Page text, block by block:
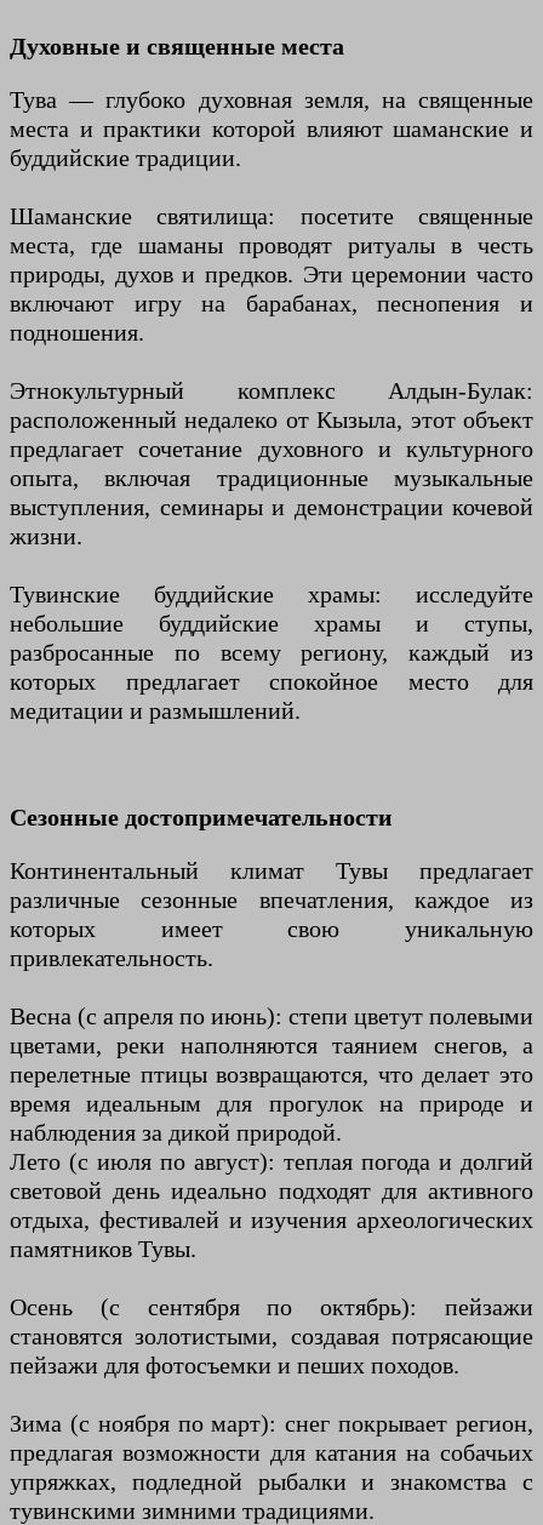
Духовные и священные места
Тува — глубоко духовная земля, на священные
места и практики которой влияют шаманские и
буддийские традиции.
Шаманские святилища: посетите священные
места, где шаманы проводят ритуалы в честь
природы, духов и предков. Эти церемонии часто
включают игру на барабанах, песнопения и
подношения.
Этнокультурный комплекс Алдын-Булак:
расположенный недалеко от Кызыла, этот объект
предлагает сочетание духовного и культурного
опыта, включая традиционные музыкальные
выступления, семинары и демонстрации кочевой
жизни.
Тувинские буддийские храмы: исследуйте
небольшие буддийские храмы и ступы,
разбросанные по всему региону, каждый из
которых предлагает спокойное место для
медитации и размышлений.
Сезонные достопримечательности
Континентальный климат Тувы предлагает
различные сезонные впечатления, каждое из
которых имеет свою уникальную
привлекательность.
Весна (с апреля по июнь): степи цветут полевыми
цветами, реки наполняются таянием снегов, а
перелетные птицы возвращаются, что делает это
время идеальным для прогулок на природе и
наблюдения за дикой природой.
Лето (с июля по август): теплая погода и долгий
световой день идеально подходят для активного
отдыха, фестивалей и изучения археологических
памятников Тувы.
Осень (с сентября по октябрь): пейзажи
становятся золотистыми, создавая потрясающие
пейзажи для фотосъемки и пеших походов.
Зима (с ноября по март): снег покрывает регион,
предлагая возможности для катания на собачьих
упряжках, подледной рыбалки и знакомства с
тувинскими зимними традициями.